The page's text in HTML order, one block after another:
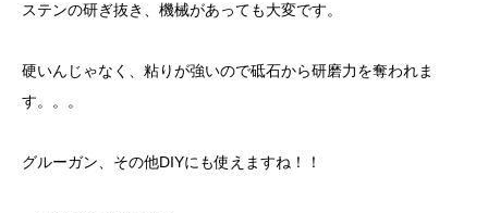
ステンの研ぎ抜き、機械があっても大変です。
硬いんじゃなく、粘りが強いので砥石から研磨力を奪われま
す。。。
グルーガン、その他DIYにも使えますね！！